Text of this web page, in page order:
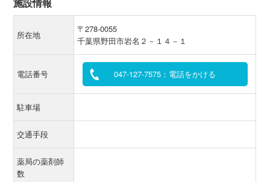
所在地
〒278-0055
千葉県野田市岩名２－１４－１
電話番号 047-127-7575：電話をかける
駐車場
交通手段
薬局の薬剤師
数